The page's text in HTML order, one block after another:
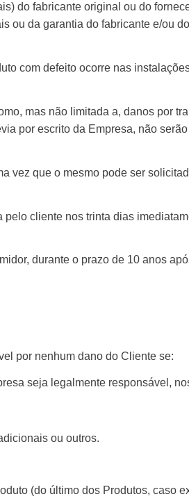
do fabricante original ou do
ou da garantia do fabricante e/ou
com defeito ocorre nas
mas não limitada a, danos por
por escrito da Empresa, não
vez que o mesmo pode ser
cliente nos trinta dias
durante o prazo de 10 anos
por nenhum dano do Cliente se:
seja legalmente responsável,
ou outros.
(do último dos Produtos, caso